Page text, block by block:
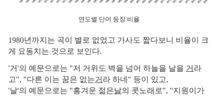
연도별 단어 등장 비율
1980년까지는 곡이 별로 없었고 가사도 짧다보니 비율이 크
게 요동치는 것으로 보인다.
'거'의 예문으로는 "저 거위도 벽을 넘어 하늘을 날을 거 라
고", "다른 이는 꿈은 없는거 라 하네" 등이 있고,
'날'의 예문으로는 "흥겨운 젊은날의 콧노래로", "지원이가